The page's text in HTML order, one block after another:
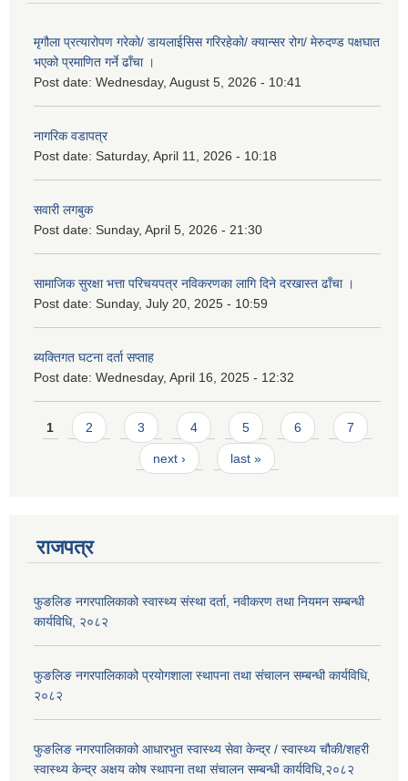
मृगौला प्रत्यारोपण गरेको/ डायलाईसिस गरिरहेको/ क्यान्सर रोग/ मेरुदण्ड पक्षघात
भएको प्रमाणित गर्ने ढाँचा ।
Post date: Wednesday, August 5, 2026 - 10:41
नागरिक वडापत्र
Post date: Saturday, April 11, 2026 - 10:18
सवारी लगबुक
Post date: Sunday, April 5, 2026 - 21:30
सामाजिक सुरक्षा भत्ता परिचयपत्र नविकरणका लागि दिने दरखास्त ढाँचा ।
Post date: Sunday, July 20, 2025 - 10:59
ब्यक्तिगत घटना दर्ता सप्ताह
Post date: Wednesday, April 16, 2025 - 12:32
Pages
1 2 3 4 5 6 7
next › last »
राजपत्र
फुङलिङ नगरपालिकाको स्वास्थ्य संस्था दर्ता, नवीकरण तथा नियमन सम्बन्धी
कार्यविधि, २०८२
फुङलिङ नगरपालिकाको प्रयोगशाला स्थापना तथा संचालन सम्बन्धी कार्यविधि‚
२०८२
फुङलिङ नगरपालिकाको आधारभुत स्वास्थ्य सेवा केन्द्र / स्वास्थ्य चौकी/शहरी
स्वास्थ्य केन्द्र अक्षय कोष स्थापना तथा संचालन सम्बन्धी कार्यविधि,२०८२